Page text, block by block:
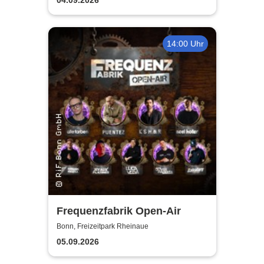
14:00 Uhr
Frequenzfabrik Open-Air
Bonn, Freizeitpark Rheinaue
05.09.2026